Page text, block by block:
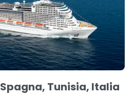
Tunisia, Italia